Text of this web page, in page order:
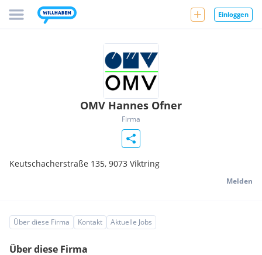
Einloggen
OMV Hannes Ofner
Firma
Keutschacherstraße 135, 9073 Viktring
Melden
Über diese Firma Kontakt Aktuelle Jobs
Über diese Firma